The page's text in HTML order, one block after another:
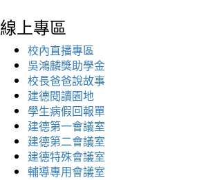
線上專區
校內直播專區
吳鴻麟獎助學金
校長爸爸說故事
建德閱讀園地
學生病假回報單
建德第一會議室
建德第二會議室
建德特殊會議室
輔導專用會議室